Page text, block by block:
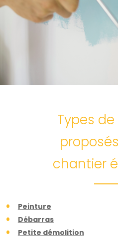
Types
chantier
Peinture
Débarras
Petite démolition